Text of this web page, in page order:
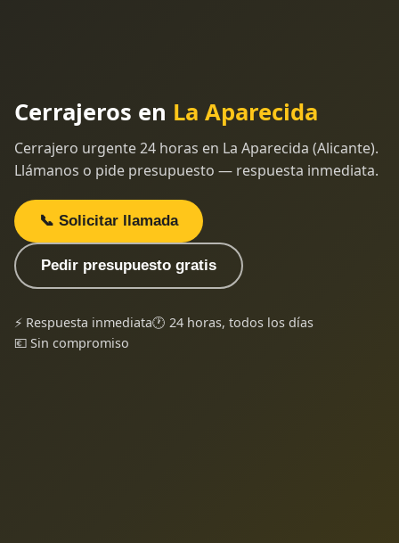
Cerrajeros en La Aparecida
Cerrajero urgente 24 horas en La Aparecida (Alicante).
Llámanos o pide presupuesto — respuesta inmediata.
📞 Solicitar llamada
Pedir presupuesto gratis
⚡ Respuesta inmediata🕐 24 horas, todos los días
💶 Sin compromiso